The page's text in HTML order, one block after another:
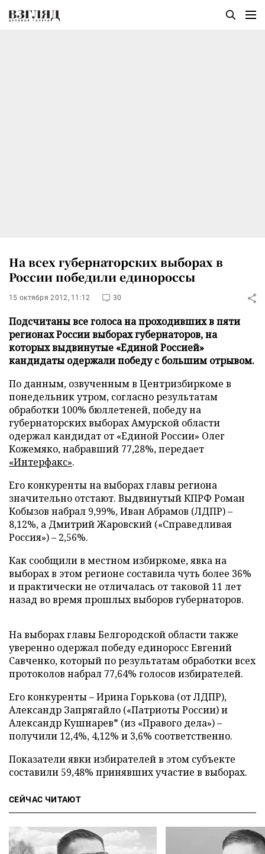
На всех губернаторских выборах в
России победили единороссы
15 октября 2012, 11:12 30
Подсчитаны все голоса на проходивших в пяти
регионах России выборах губернаторов, на
которых выдвинутые «Единой Россией»
кандидаты одержали победу с большим отрывом.
По данным, озвученным в Центризбиркоме в
понедельник утром, согласно результатам
обработки 100% бюллетеней, победу на
губернаторских выборах Амурской области
одержал кандидат от «Единой России» Олег
Кожемяко, набравший 77,28%, передает
«Интерфакс».
Его конкуренты на выборах главы региона
значительно отстают. Выдвинутый КПРФ Роман
Кобызов набрал 9,99%, Иван Абрамов (ЛДПР)–
8,12%, а Дмитрий Жаровский («Справедливая
Россия»)– 2,56%.
Как сообщили в местном избиркоме, явка на
выборах в этом регионе составила чуть более 36%
и практически не отличалась от таковой 11 лет
назад во время прошлых выборов губернаторов.
На выборах главы Белгородской области также
уверенно одержал победу единоросс Евгений
Савченко, который по результатам обработки всех
протоколов набрал 77,64% голосов избирателей.
Его конкуренты–Ирина Горькова (от ЛДПР),
Александр Запрягайло («Патриоты России) и
Александр Кушнарев* (из «Правого дела»)–
получили 12,4%, 4,12% и 3,6% соответственно.
Показатели явки избирателей в этом субъекте
составили 59,48% принявших участие в выборах.
СЕЙЧАС ЧИТАЮТ